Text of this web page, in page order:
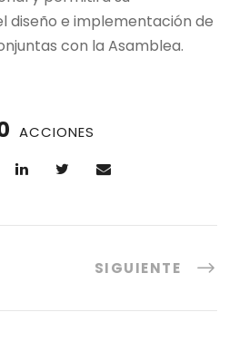
diseño e implementación de
con la Asamblea.
ACCIONES
SIGUIENTE